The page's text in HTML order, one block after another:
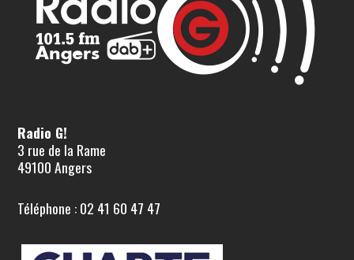
Radio G!
3 rue de la Rame
49100 Angers
Téléphone : 02 41 60 47 47